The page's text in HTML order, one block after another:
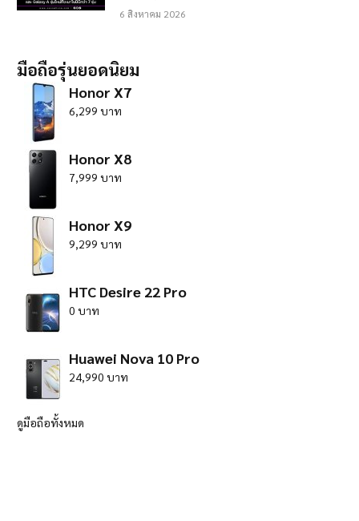
6 สิงหาคม 2026
มือถือรุ่นยอดนิยม
Honor X7
6,299 บาท
Honor X8
7,999 บาท
Honor X9
9,299 บาท
HTC Desire 22 Pro
0 บาท
Huawei Nova 10 Pro
24,990 บาท
ดูมือถือทั้งหมด